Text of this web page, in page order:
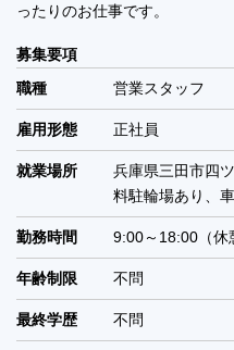
ったりのお仕事です。
募集要項
職種
営業スタッフ
雇用形態 正社員
就業場所
兵庫県三田市四
料駐輪場あり、
勤務時間 9:00～18:00（休
年齢制限 不問
最終学歴 不問